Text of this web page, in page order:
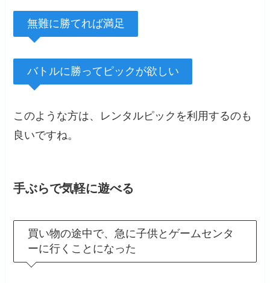
無難に勝てれば満足
バトルに勝ってピックが欲しい
このような方は、レンタルピックを利用するのも
良いですね。
手ぶらで気軽に遊べる
買い物の途中で、急に子供とゲームセンタ
ーに行くことになった